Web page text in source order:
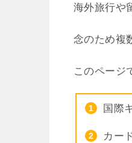
海外旅行や
念のため複
このページ
国際
カー